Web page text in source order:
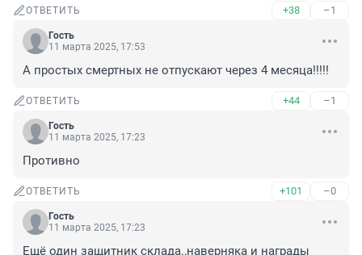
ОТВЕТИТЬ +38 –1
Гость
11 марта 2025, 17:53
А простых смертных не отпускают через 4 месяца!!!!!
ОТВЕТИТЬ +44 –1
Гость
11 марта 2025, 17:23
Противно
ОТВЕТИТЬ +101 –0
Гость
11 марта 2025, 17:23
Ещё один защитник склада.,наверняка и награды